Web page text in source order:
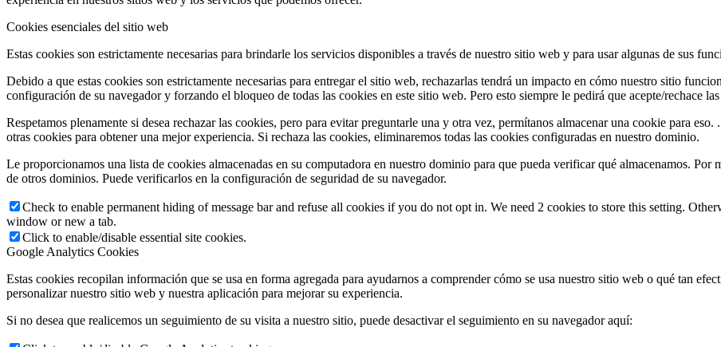
Cookies esenciales del sitio web
Estas cookies son estrictamente necesarias para brindarle los servicios disponibles a través de nuestro sitio web y para usar algunas de sus
Debido a que estas cookies son estrictamente necesarias para entregar el sitio web, rechazarlas tendrá un impacto en cómo nuestro sitio
configuración de su navegador y forzando el bloqueo de todas las cookies en este sitio web. Pero esto siempre le pedirá que acepte/rechace
Respetamos plenamente si desea rechazar las cookies, pero para evitar preguntarle una y otra vez, permítanos almacenar una cookie para
otras cookies para obtener una mejor experiencia. Si rechaza las cookies, eliminaremos todas las cookies configuradas en nuestro dominio.
Le proporcionamos una lista de cookies almacenadas en su computadora en nuestro dominio para que pueda verificar qué almacenamos.
de otros dominios. Puede verificarlos en la configuración de seguridad de su navegador.
Check to enable permanent hiding of message bar and refuse all cookies if you do not opt in. We need 2 cookies to store this setting.
window or new a tab.
Click to enable/disable essential site cookies.
Google Analytics Cookies
Estas cookies recopilan información que se usa en forma agregada para ayudarnos a comprender cómo se usa nuestro sitio web o qué tan
personalizar nuestro sitio web y nuestra aplicación para mejorar su experiencia.
Si no desea que realicemos un seguimiento de su visita a nuestro sitio, puede desactivar el seguimiento en su navegador aquí: